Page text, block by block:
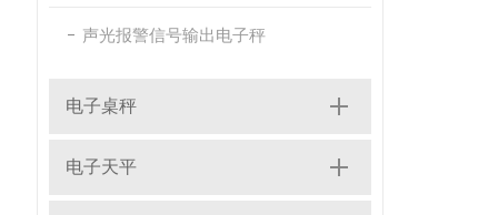
声光报警信号输出电子秤
电子桌秤
电子天平